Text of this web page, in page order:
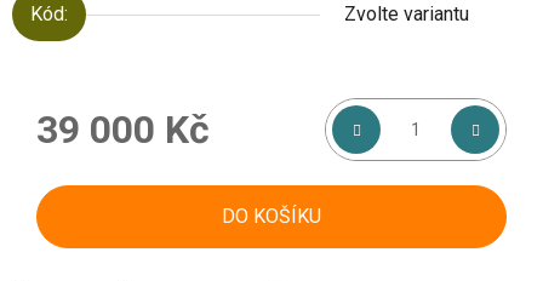
Kód: Zvolte variantu
39 000 Kč
DO KOŠÍKU